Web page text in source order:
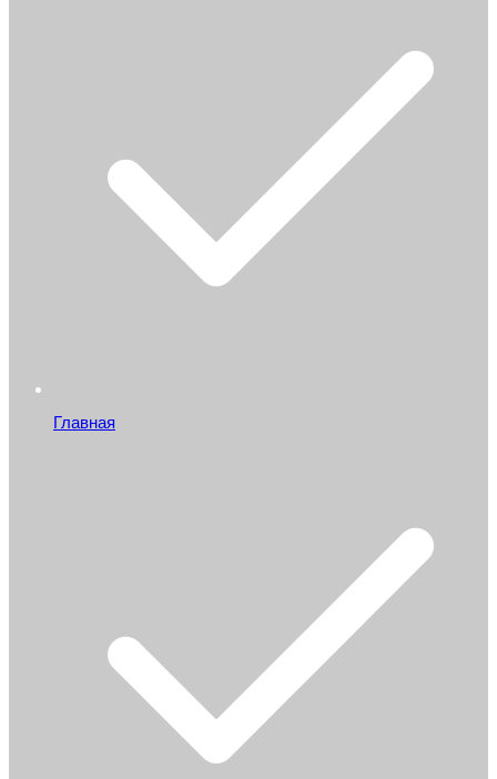
Главная